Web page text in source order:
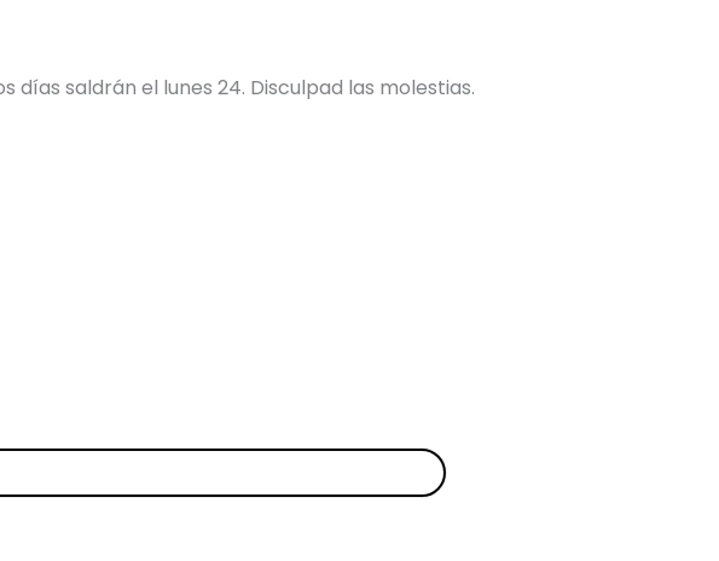
días saldrán el lunes 24. Disculpad las molestias.